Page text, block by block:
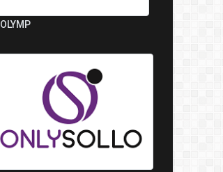
OLYMP